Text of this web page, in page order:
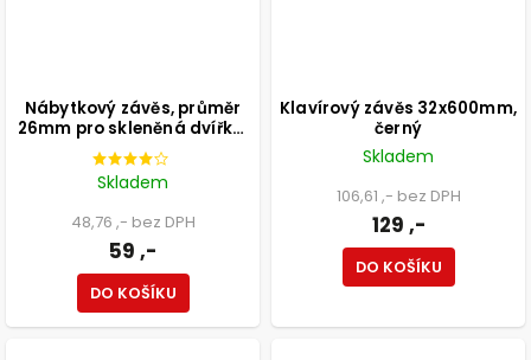
Nábytkový závěs, průměr
26mm pro skleněná dvířka,
naložený
Skladem
48,76 ,- bez DPH
59 ,-
DO KOŠÍKU
Klavírový závěs 32x600mm,
černý
Skladem
106,61 ,- bez DPH
129 ,-
DO KOŠÍKU